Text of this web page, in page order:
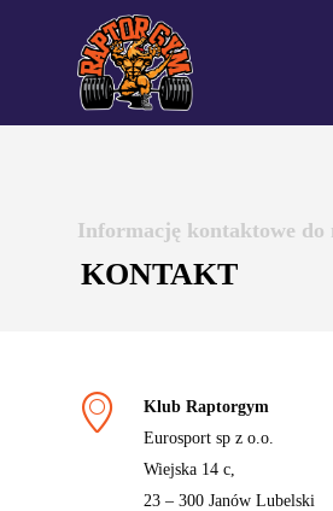
Informację kontaktowe do
KONTAKT
Klub Raptorgym
Eurosport sp z o.o.
Wiejska 14 c,
23 – 300 Janów Lubelski